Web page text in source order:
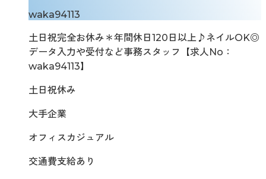
waka94113
土日祝完全お休み＊年間休日120日以上♪ネイルOK◎
データ入力や受付など事務スタッフ【求人No：
waka94113】
土日祝休み
大手企業
オフィスカジュアル
交通費支給あり